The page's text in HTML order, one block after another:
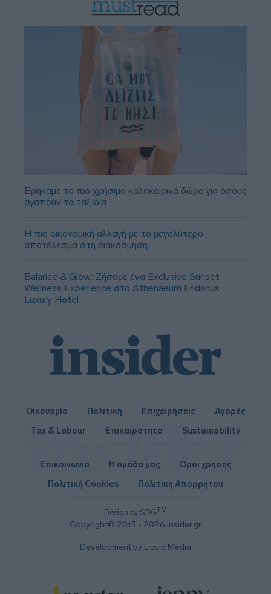
Βρήκαμε τα πιο χρήσιμα καλοκαιρινά δώρα για όσους
αγαπούν τα ταξίδια
Η πιο οικονομική αλλαγή με το μεγαλύτερο
αποτέλεσμα στη διακόσμηση
Balance & Glow: Ζήσαμε ένα Exclusive Sunset
Wellness Experience στο Athenaeum Eridanus
Luxury Hotel
Οικονομία Πολιτική Επιχειρήσεις
Αγορές
Tax & Labour
Επικαιρότητα Sustainability
Design by SDGTM
Copyright© 2013 - 2026 insider.gr
Επικοινωνία Η ομάδα μας
Όροι χρήσης
Πολιτική Cookies
Πολιτική Απορρήτου
Development by Liquid Media